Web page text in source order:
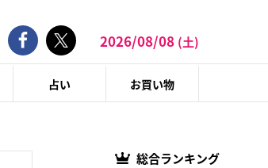
2026/08/08 (土)
占い お買い物
総合ランキング